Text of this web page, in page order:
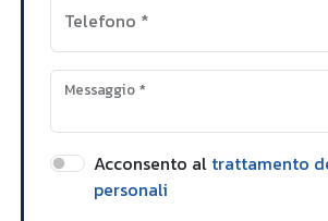
Telefono *
Messaggio*
Acconsento al trattamento
personali